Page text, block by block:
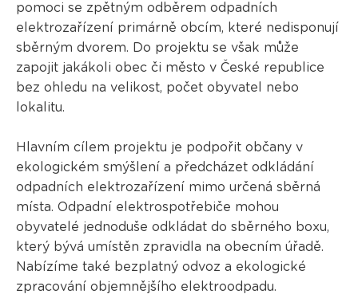
pomoci se zpětným odběrem odpadních
elektrozařízení primárně obcím, které nedisponují
sběrným dvorem. Do projektu se však může
zapojit jakákoli obec či město v České republice
bez ohledu na velikost, počet obyvatel nebo
lokalitu.
Hlavním cílem projektu je podpořit občany v
ekologickém smýšlení a předcházet odkládání
odpadních elektrozařízení mimo určená sběrná
místa. Odpadní elektrospotřebiče mohou
obyvatelé jednoduše odkládat do sběrného boxu,
který bývá umístěn zpravidla na obecním úřadě.
Nabízíme také bezplatný odvoz a ekologické
zpracování objemnějšího elektroodpadu.